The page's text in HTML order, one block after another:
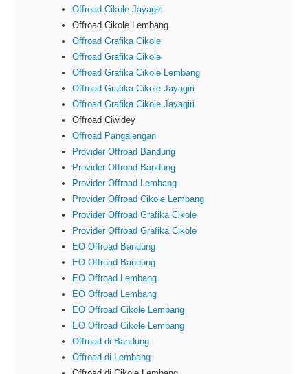
Offroad Cikole Jayagiri
Offroad Cikole Lembang
Offroad Grafika Cikole
Offroad Grafika Cikole
Offroad Grafika Cikole Lembang
Offroad Grafika Cikole Jayagiri
Offroad Grafika Cikole Jayagiri
Offroad Ciwidey
Offroad Pangalengan
Provider Offroad Bandung
Provider Offroad Bandung
Provider Offroad Lembang
Provider Offroad Cikole Lembang
Provider Offroad Grafika Cikole
Provider Offroad Grafika Cikole
EO Offroad Bandung
EO Offroad Bandung
EO Offroad Lembang
EO Offroad Lembang
EO Offroad Cikole Lembang
EO Offroad Cikole Lembang
Offroad di Bandung
Offroad di Lembang